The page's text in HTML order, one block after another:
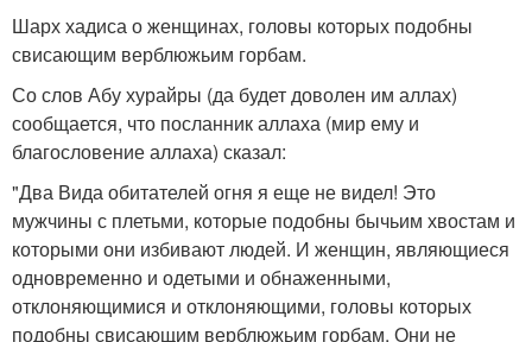
Шарх хадиса о женщинах, головы которых подобны
свисающим верблюжьим горбам.
Со слов Абу хурайры (да будет доволен им аллах)
сообщается, что посланник аллаха (мир ему и
благословение аллаха) сказал:
"Два Вида обитателей огня я еще не видел! Это
мужчины с плетьми, которые подобны бычьим хвостам и
которыми они избивают людей. И женщин, являющиеся
одновременно и одетыми и обнаженными,
отклоняющимися и отклоняющими, головы которых
подобны свисающим верблюжьим горбам. Они не